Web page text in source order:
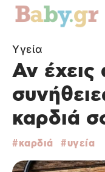
Υγεία
Αν έχεις
καρδιά
καρδιά υγεία